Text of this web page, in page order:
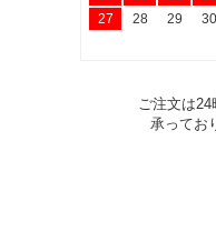
27
28 29 30
ご注文は24
承ってお